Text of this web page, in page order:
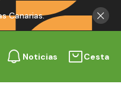
Canarias.
Noticias Cesta